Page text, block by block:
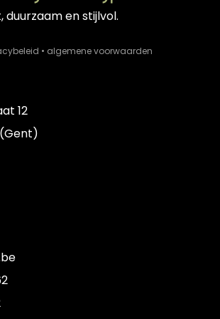
ook die olie zal verdwijnen.
met behulp van een
doek en het potje
wax op basis van bijenwas
snijplank hebt gekregen. Indien
voorhanden, kan je steeds een
het onderhoud
duurzaam en stijlvol.
• algemene voorwaarden
12